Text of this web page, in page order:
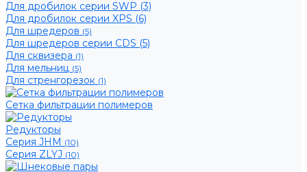
Для дробилок серии SWP (3)
Для дробилок серии XPS (6)
Для шредеров (5)
Для шредеров серии CDS (5)
Для сквизера (1)
Для мельниц (5)
Для стренгорезок (1)
Сетка фильтрации полимеров
Редукторы
Серия JHM (10)
Серия ZLYJ (10)